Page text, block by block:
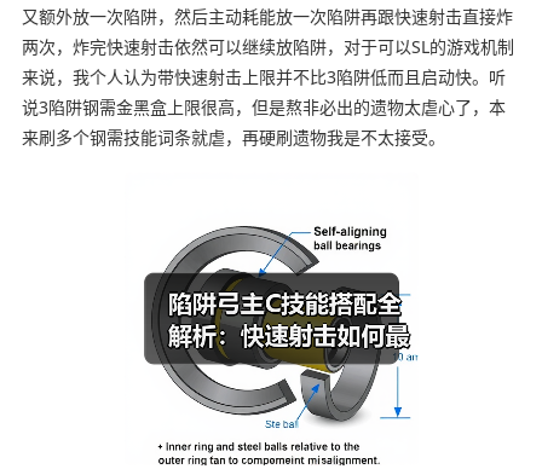
又额外放一次陷阱，然后主动耗能放一次陷阱再跟快速射击直接炸
两次，炸完快速射击依然可以继续放陷阱，对于可以SL的游戏机制
来说，我个人认为带快速射击上限并不比3陷阱低而且启动快。听
说3陷阱钢需金黑盒上限很高，但是熬非必出的遗物太虐心了，本
来刷多个钢需技能词条就虐，再硬刷遗物我是不太接受。